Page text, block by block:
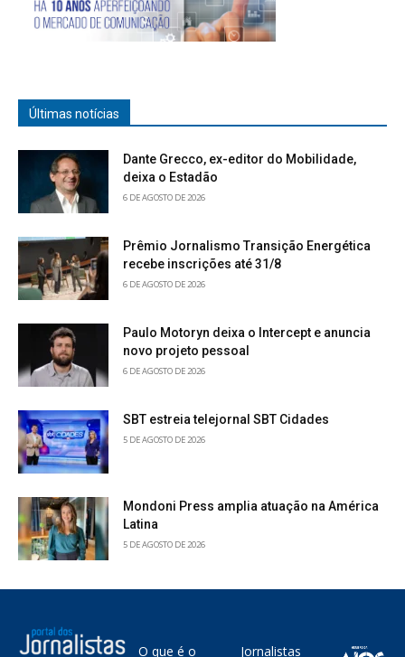
Últimas notícias
Dante Grecco, ex-editor do Mobilidade,
deixa o Estadão
6 DE AGOSTO DE 2026
Prêmio Jornalismo Transição Energética
recebe inscrições até 31/8
6 DE AGOSTO DE 2026
Paulo Motoryn deixa o Intercept e anuncia
novo projeto pessoal
6 DE AGOSTO DE 2026
SBT estreia telejornal SBT Cidades
5 DE AGOSTO DE 2026
Mondoni Press amplia atuação na América
Latina
5 DE AGOSTO DE 2026
O que é o Jornalistas